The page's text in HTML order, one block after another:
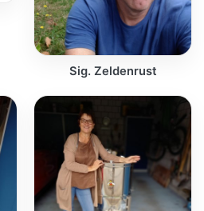
Sig. Zeldenrust